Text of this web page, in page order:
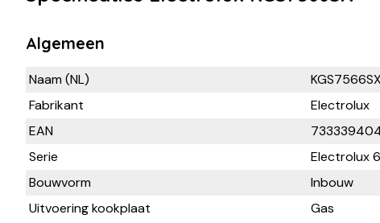
Algemeen
Naam (NL)
KGS7566SX
Fabrikant
Electrolux
EAN
Serie
Electrolux
Bouwvorm
Inbouw
Uitvoering kookplaat
Gas